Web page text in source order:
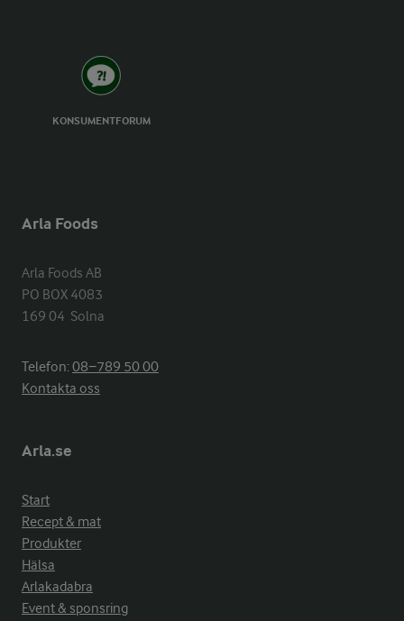
KONSUMENTFORUM
Arla Foods
Arla Foods AB
PO BOX 4083
169 04  Solna
Telefon:08−789 50 00
Kontakta oss
Arla.se
Start
Recept & mat
Produkter
Hälsa
Arlakadabra
Event & sponsring